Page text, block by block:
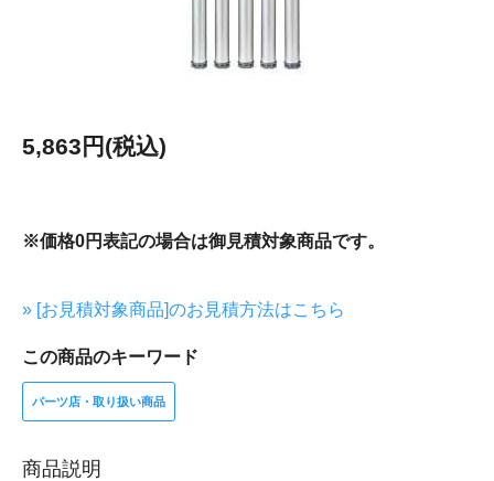
5,863円(税込)
※価格0円表記の場合は御見積対象商品です。
» [お見積対象商品]のお見積方法はこちら
この商品のキーワード
パーツ店・取り扱い商品
商品説明